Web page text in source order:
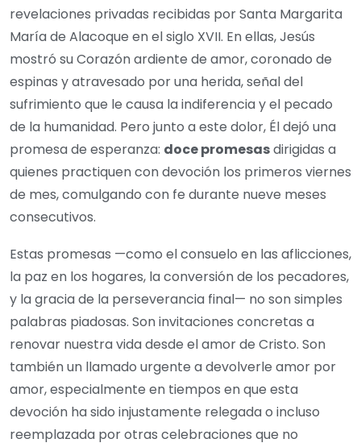
revelaciones privadas recibidas por Santa Margarita
María de Alacoque en el siglo XVII. En ellas, Jesús
mostró su Corazón ardiente de amor, coronado de
espinas y atravesado por una herida, señal del
sufrimiento que le causa la indiferencia y el pecado
de la humanidad. Pero junto a este dolor, Él dejó una
promesa de esperanza: doce promesasdirigidas a
quienes practiquen con devoción los primeros viernes
de mes, comulgando con fe durante nueve meses
consecutivos.
Estas promesas —como el consuelo en las aflicciones,
la paz en los hogares, la conversión de los pecadores,
y la gracia de la perseverancia final— no son simples
palabras piadosas. Son invitaciones concretas a
renovar nuestra vida desde el amor de Cristo. Son
también un llamado urgente a devolverle amor por
amor, especialmente en tiempos en que esta
devoción ha sido injustamente relegada o incluso
reemplazada por otras celebraciones que no